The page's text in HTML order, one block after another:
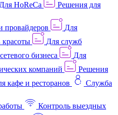
Для HoReCa
Решения для
провайдеров
Для
красоты
Для служб
бизнеса
Для
компаний
Решения
кафе и ресторанов
Служба
Контроль выездных